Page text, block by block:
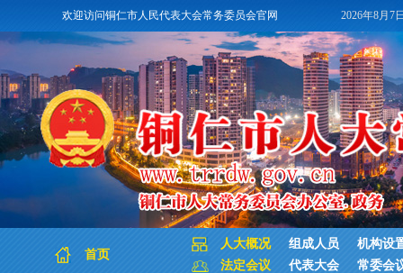
欢迎访问铜仁市人民代表大会常务委员会官网 2026年8月7
首页
人大概况 组成人员
机构设
法定会议
代表大会 常委会